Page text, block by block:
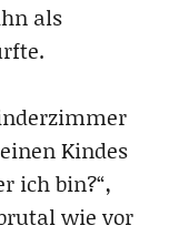
als
Kindes
ich bin?“,
wie vor